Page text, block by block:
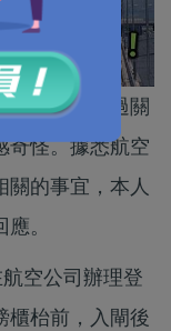
件手提行李過關
奇怪。據悉航空
關的事宜，本人
。
空公司辦理登
櫃枱前，入閘後